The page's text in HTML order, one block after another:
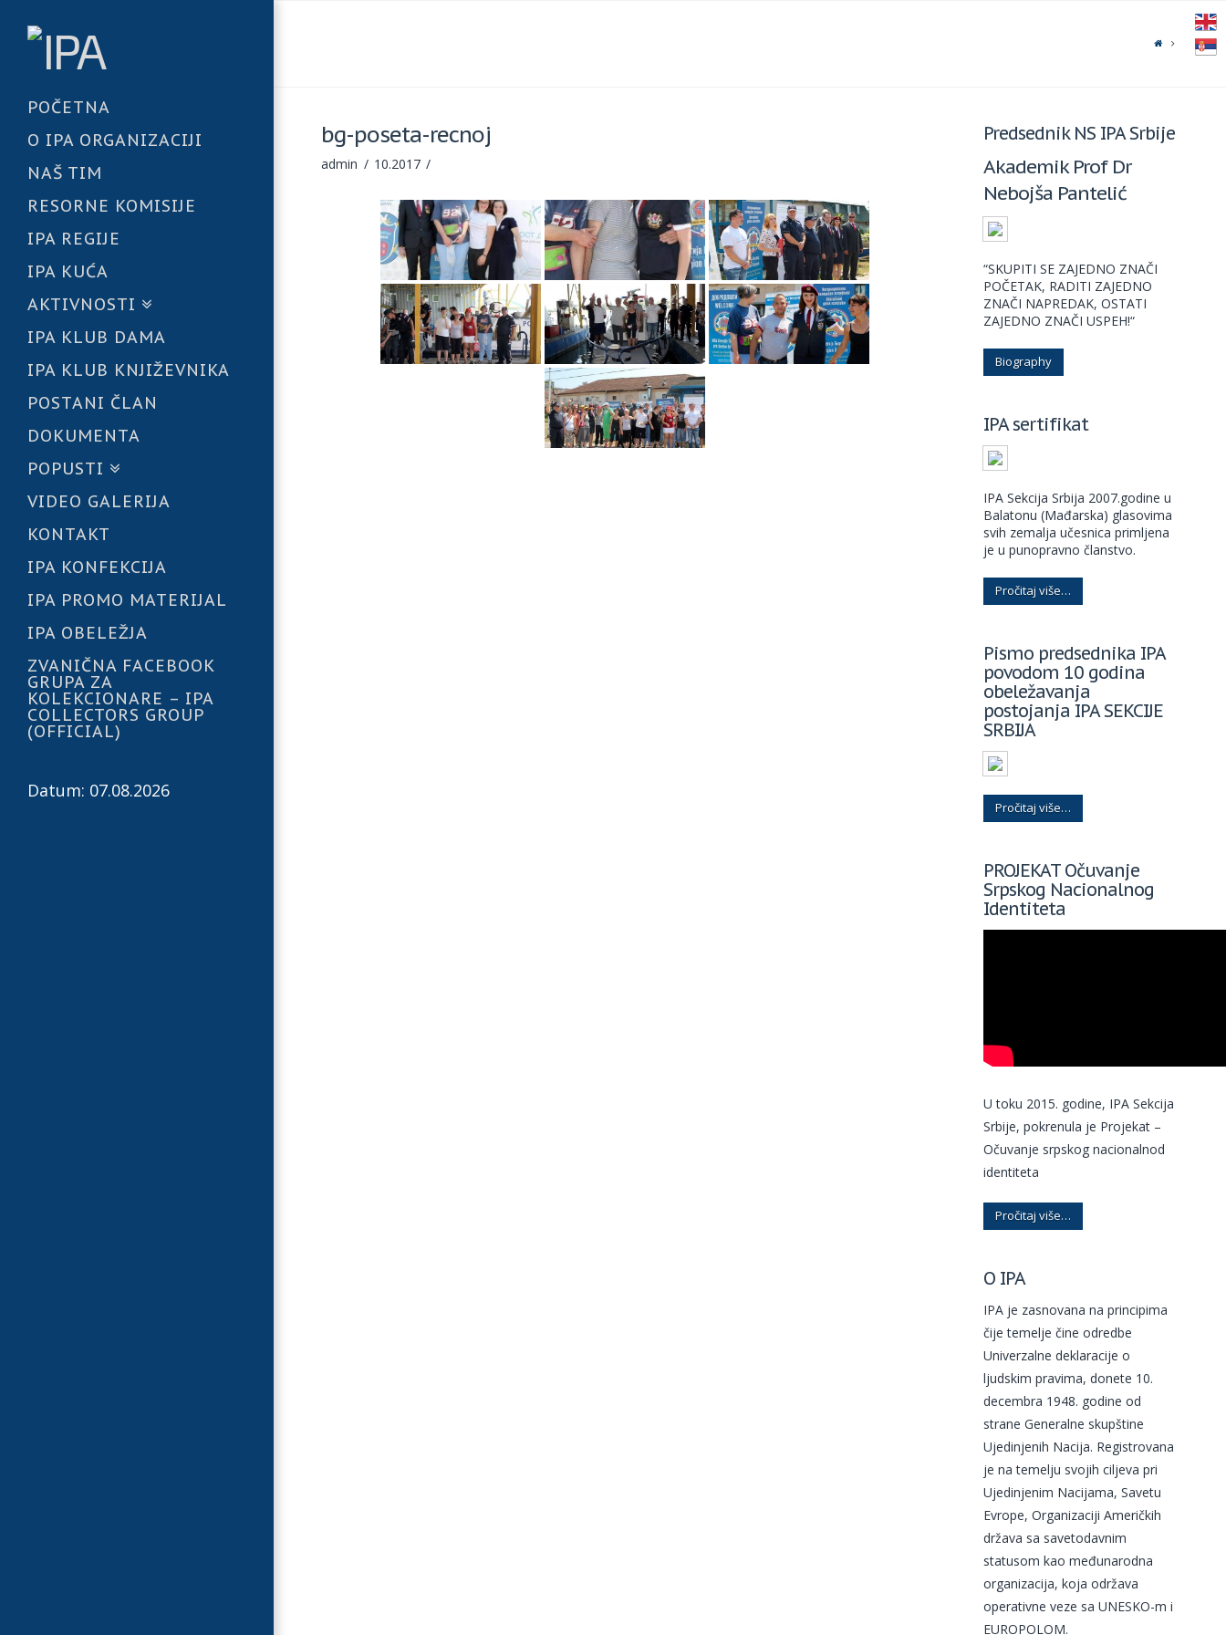
POČETNA
O IPA ORGANIZACIJI
NAŠ TIM
RESORNE KOMISIJE
IPA REGIJE
IPA KUĆA
AKTIVNOSTI
IPA KLUB DAMA
IPA KLUB KNJIŽEVNIKA
POSTANI ČLAN
DOKUMENTA
POPUSTI
VIDEO GALERIJA
KONTAKT
IPA KONFEKCIJA
IPA PROMO MATERIJAL
IPA OBELEŽJA
ZVANIČNA FACEBOOK
GRUPA ZA
KOLEKCIONARE – IPA
COLLECTORS GROUP
(OFFICIAL)
Datum: 07.08.2026
bg-poseta-recnoj
admin 10.2017
Predsednik NS IPA Srbije
Akademik Prof Dr
Nebojša Pantelić
“SKUPITI SE ZAJEDNO ZNAČI
POČETAK, RADITI ZAJEDNO
ZNAČI NAPREDAK, OSTATI
ZAJEDNO ZNAČI USPEH!“
Biography
IPA sertifikat
IPA Sekcija Srbija 2007.godine u
Balatonu (Mađarska) glasovima
svih zemalja učesnica primljena
je u punopravno članstvo.
Pročitaj više…
Pismo predsednika IPA
povodom 10 godina
obeležavanja
postojanja IPA SEKCIJE
SRBIJA
Pročitaj više…
PROJEKAT Očuvanje
Srpskog Nacionalnog
Identiteta
U toku 2015. godine, IPA Sekcija
Srbije, pokrenula je Projekat –
Očuvanje srpskog nacionalnod
identiteta
Pročitaj više…
O IPA
IPA je zasnovana na principima
čije temelje čine odredbe
Univerzalne deklaracije o
ljudskim pravima, donete 10.
decembra 1948. godine od
strane Generalne skupštine
Ujedinjenih Nacija. Registrovana
je na temelju svojih ciljeva pri
Ujedinjenim Nacijama, Savetu
Evrope, Organizaciji Američkih
država sa savetodavnim
statusom kao međunarodna
organizacija, koja održava
operativne veze sa UNESKO-m i
EUROPOLOM.